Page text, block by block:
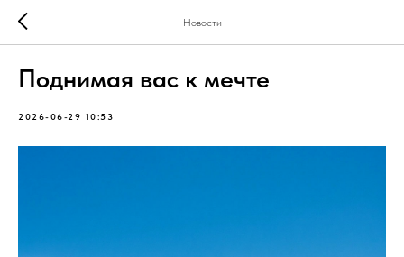
Новости
Поднимая вас к мечте
2026-06-29 10:53